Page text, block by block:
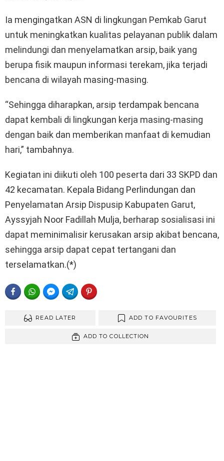
Ia mengingatkan ASN di lingkungan Pemkab Garut
untuk meningkatkan kualitas pelayanan publik dalam
melindungi dan menyelamatkan arsip, baik yang
berupa fisik maupun informasi terekam, jika terjadi
bencana di wilayah masing-masing.
“Sehingga diharapkan, arsip terdampak bencana
dapat kembali di lingkungan kerja masing-masing
dengan baik dan memberikan manfaat di kemudian
hari,” tambahnya.
Kegiatan ini diikuti oleh 100 peserta dari 33 SKPD dan
42 kecamatan. Kepala Bidang Perlindungan dan
Penyelamatan Arsip Dispusip Kabupaten Garut,
Ayssyjah Noor Fadillah Mulja, berharap sosialisasi ini
dapat meminimalisir kerusakan arsip akibat bencana,
sehingga arsip dapat cepat tertangani dan
terselamatkan.(*)
FACEBOOKWHATSAPPFACEBOOK MESSENGER
TELEGRAM
READ LATER ADD TO FAVOURITES
ADD TO COLLECTION